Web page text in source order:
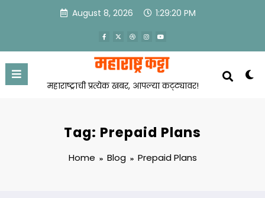
August 8, 2026 1:29:20 PM
महाराष्ट्राची प्रत्येक खबर, आपल्या कट्ट्यावर!
Tag: Prepaid Plans
Home Blog Prepaid Plans